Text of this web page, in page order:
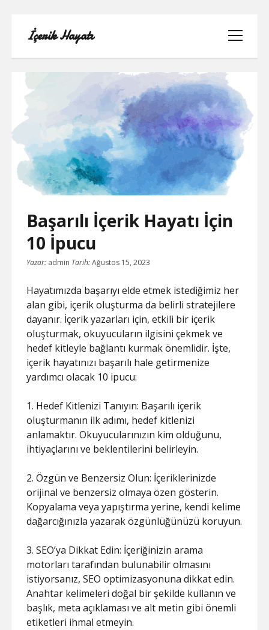
İçerik Hayatı
menüyü
aç
FACEBOOK SAYFA NASIL KURULUR
IGTV IZLENME GÖNDERME HILESI
SAYFA LISTESI
TUMBLR TAKIPÇI ARTTIRMA BEDAVA
Başarılı İçerik Hayatı İçin
10 İpucu
Yazar: admin Tarih:Ağustos 15, 2023
Hayatımızda başarıyı elde etmek istediğimiz her
alan gibi, içerik oluşturma da belirli stratejilere
dayanır. İçerik yazarları için, etkili bir içerik
oluşturmak, okuyucuların ilgisini çekmek ve
hedef kitleyle bağlantı kurmak önemlidir. İşte,
içerik hayatınızı başarılı hale getirmenize
yardımcı olacak 10 ipucu:
1. Hedef Kitlenizi Tanıyın: Başarılı içerik
oluşturmanın ilk adımı, hedef kitlenizi
anlamaktır. Okuyucularınızın kim olduğunu,
ihtiyaçlarını ve beklentilerini belirleyin.
2. Özgün ve Benzersiz Olun: İçeriklerinizde
orijinal ve benzersiz olmaya özen gösterin.
Kopyalama veya yapıştırma yerine, kendi kelime
dağarcığınızla yazarak özgünlüğünüzü koruyun.
3. SEO’ya Dikkat Edin: İçeriğinizin arama
motorları tarafından bulunabilir olmasını
istiyorsanız, SEO optimizasyonuna dikkat edin.
Anahtar kelimeleri doğal bir şekilde kullanın ve
başlık, meta açıklaması ve alt metin gibi önemli
etiketleri ihmal etmeyin.